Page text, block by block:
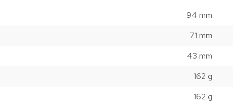
94 mm
71 mm
43 mm
162 g
162 g